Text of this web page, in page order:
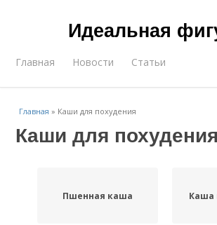
Идеальная
Главная Новости Статьи
Главная » Каши для похудения
Каши для похудения
Пшенная каша Каша